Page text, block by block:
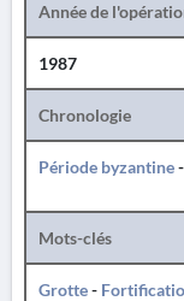
Année de
1987
Chronologie
Période byzantine-
Mots-clés
Grotte-